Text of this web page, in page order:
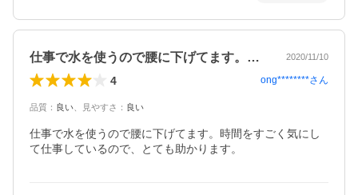
仕事で水を使うので腰に下げてます。時間… 2020/11/10
4 ong********さん
品質 ： 良い 見やすさ ： 良い
仕事で水を使うので腰に下げてます。時間をすごく気にし
て仕事しているので、とても助かります。